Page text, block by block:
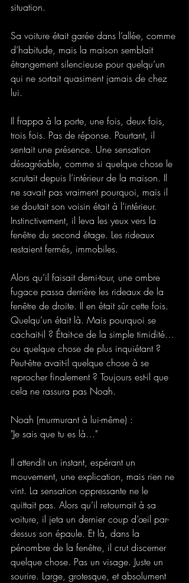
situation.
Sa voiture était garée dans l’allée, comme
d’habitude, mais la maison semblait
étrangement silencieuse pour quelqu’un
qui ne sortait quasiment jamais de chez
lui.
Il frappa à la porte, une fois, deux fois,
trois fois. Pas de réponse. Pourtant, il
sentait une présence. Une sensation
désagréable, comme si quelque chose le
scrutait depuis l’intérieur de la maison. Il
ne savait pas vraiment pourquoi, mais il
se doutait son voisin était à l’intérieur.
Instinctivement, il leva les yeux vers la
fenêtre du second étage. Les rideaux
restaient fermés, immobiles.
Alors qu’il faisait demi-tour, une ombre
fugace passa derrière les rideaux de la
fenêtre de droite. Il en était sûr cette fois.
Quelqu’un était là. Mais pourquoi se
cachait-il ? Était-ce de la simple timidité…
ou quelque chose de plus inquiétant ?
Peut-être avait-il quelque chose à se
reprocher finalement ? Toujours est-il que
cela ne rassura pas Noah.
Noah (murmurant à lui-même) :
"Je sais que tu es là…"
Il attendit un instant, espérant un
mouvement, une explication, mais rien ne
vint. La sensation oppressante ne le
quittait pas. Alors qu’il retournait à sa
voiture, il jeta un dernier coup d’œil par-
dessus son épaule. Et là, dans la
pénombre de la fenêtre, il crut discerner
quelque chose. Pas un visage. Juste un
sourire. Large, grotesque, et absolument